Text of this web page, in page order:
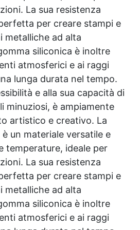
stampo Silicone per creare
silicone Silicone per
Silicone liquido per stampi
Silicone liquido stampi Fare
Come fare gli stampi in
uno stampo in silicone
Come fare stampi in
in silicone Creare stampo in
stampi in silicone Come
Come fare stampi in
alimentare per stampi
in silicone Come usare
Come fare uno stampo
uno stampo in silicone
stampi Siliconi per stampi
Forme di silicone Creare
Come creare stampi in
stampi alimentari Bicchiere
→ Gomma siliconica per
▸ Gomma siliconica per
La sua resistenza
per creare stampi e
metalliche ad alta
siliconica è inoltre
atmosferici e ai raggi
lunga durata nel tempo.
e alla sua capacità di
minuziosi, è ampiamente
artistico e creativo. La
un materiale versatile e
temperature, ideale per
La sua resistenza
per creare stampi e
metalliche ad alta
siliconica è inoltre
atmosferici e ai raggi